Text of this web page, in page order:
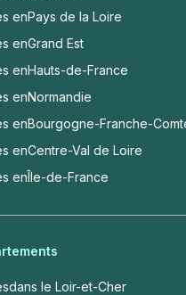
enPays de la Loire
enGrand Est
enHauts-de-France
enNormandie
enBourgogne-Franche-
enCentre-Val de Loire
enÎle-de-France
dans le Loir-et-Cher